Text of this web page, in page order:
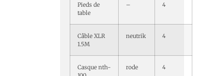
Pieds de
table
– 4
Câble XLR
1.5M
neutrik 4
Casque nth-
rode 4